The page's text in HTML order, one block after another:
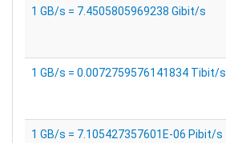
1 GB/s = 7.4505805969238 Gibit/s
1 GB/s = 0.0072759576141834 Tibit/s
1 GB/s = 7.105427357601E-06 Pibit/s